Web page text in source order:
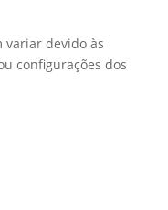
variar devido às
configurações dos